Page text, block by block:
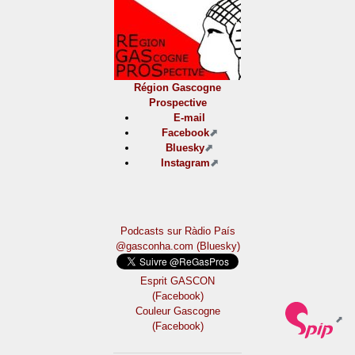
Région Gascogne
Prospective
E-mail
Facebook
Bluesky
Instagram
Podcasts sur Ràdio País
@gasconha.com (Bluesky)
Esprit GASCON
(Facebook)
Couleur Gascogne
(Facebook)